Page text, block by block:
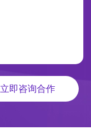
立即咨询合作